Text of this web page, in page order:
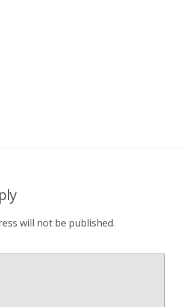
will not be published.